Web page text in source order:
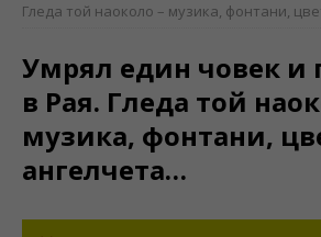
Гледа той наоколо – музика, фонтани,
Умрял един човек и
в Рая. Гледа той
музика, фонтани,
ангелчета…